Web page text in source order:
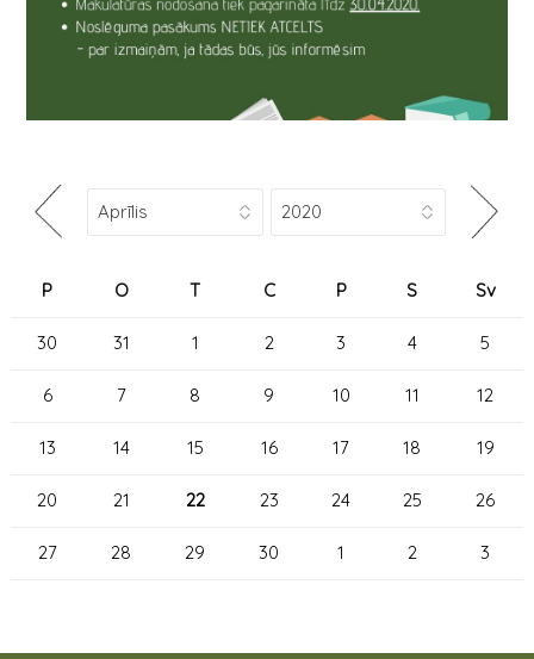
P O T C P S Sv
30 31 1 2 3 4 5
6 7 8 9 10 11 12
13 14 15 16 17 18 19
20 21 22 23 24 25 26
27 28 29 30 1 2 3